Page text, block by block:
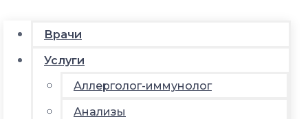
Врачи
Услуги
Аллерголог-иммунолог
Анализы